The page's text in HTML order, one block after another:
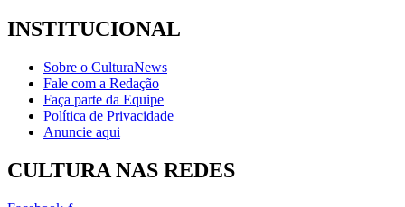
INSTITUCIONAL
Sobre o CulturaNews
Fale com a Redação
Faça parte da Equipe
Política de Privacidade
Anuncie aqui
CULTURA NAS REDES